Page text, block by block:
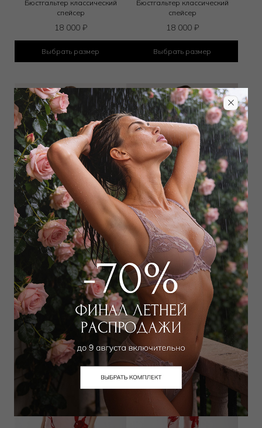
Бюстгальтер классический
спейсер
18 000 ₽
Выбрать размер
Бюстгальтер классический
спейсер
18 000 ₽
Выбрать размер
Бюстгальтер треугольник t-shirt
18 000₽ 6 300₽
Выбрать размер
Бюстгальтер балконет мягкий
18 000
8 100₽
Выбрать размер